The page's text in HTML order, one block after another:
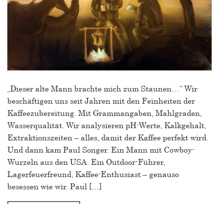
„Dieser alte Mann brachte mich zum Staunen…“ Wir
beschäftigen uns seit Jahren mit den Feinheiten der
Kaffeezubereitung. Mit Grammangaben, Mahlgraden,
Wasserqualität. Wir analysieren pH-Werte, Kalkgehalt,
Extraktionszeiten – alles, damit der Kaffee perfekt wird.
Und dann kam Paul Songer. Ein Mann mit Cowboy-
Wurzeln aus den USA. Ein Outdoor-Führer,
Lagerfeuerfreund, Kaffee-Enthusiast – genauso
besessen wie wir. Paul […]